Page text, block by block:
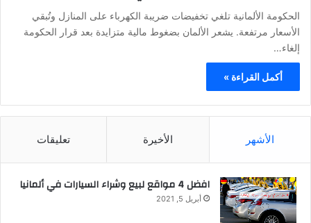
الحكومة الألمانية تلغي تخفيضات ضريبة الكهرباء على المنازل وتُبقي
الأسعار مرتفعة. يشعر الألمان بضغوط مالية متزايدة بعد قرار الحكومة
إلغاء…
أكمل القراءة »
الأشهر الأخيرة تعليقات
افضل 4 مواقع لبيع وشراء السيارات في ألمانيا
أبريل 5, 2021